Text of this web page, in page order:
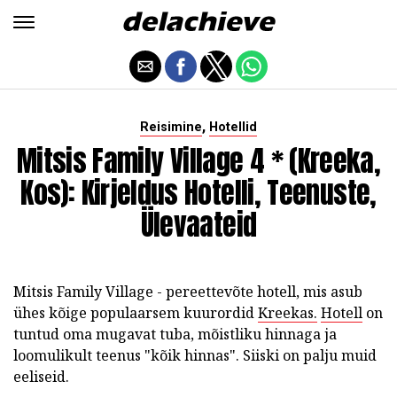
Reisimine, Hotellid
Mitsis Family Village 4 * (Kreeka,
Kos): Kirjeldus Hotelli, Teenuste,
Ülevaateid
Mitsis Family Village - pereettevõte hotell, mis asub
ühes kõige populaarsem kuurordidKreekas. Hotell on
tuntud oma mugavat tuba, mõistliku hinnaga ja
loomulikult teenus "kõik hinnas". Siiski on palju muid
eeliseid.